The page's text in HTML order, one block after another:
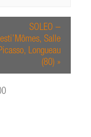
SOLEO –
Salle
Longueau
(80) »